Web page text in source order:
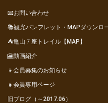
📧お問い合わせ
📚観光パンフレット・MAPダウンロ
⛺亀山７座トレイル【MAP】
🎦動画紹介
👦会員募集のお知らせ
👧会員専用ページ
旧ブログ（～2017.06）